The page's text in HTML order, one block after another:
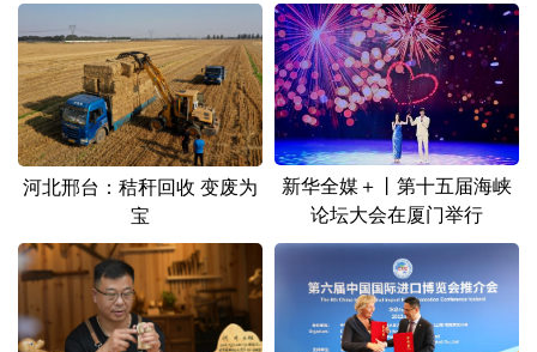
广东 广西 海南 重庆
四川 贵州 云南 西藏
陕西 甘肃 青海 宁夏
新疆 内蒙古 黑龙江
多语种频道
English Español Français عربى
河北邢台：秸秆回收 变废为
宝
新华全媒＋丨第十五届海峡
论坛大会在厦门举行